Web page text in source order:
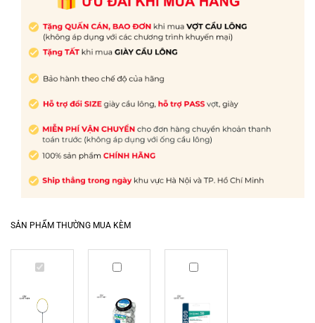
SẢN PHẨM THƯỜNG MUA KÈM
lông
Lining
Quấn
Yonex
Gosen
Ryzonic